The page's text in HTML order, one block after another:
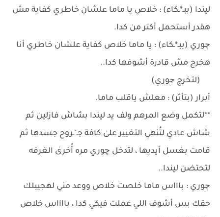
ليندا (ببـ*ـكاء) : خلاص يا ماما علشان خاطري كفاية مش
هقدر أستحمل أكتر من كدا.
چوري (ببـ*ـكاء) : يا ماما خلاص كفاية علشان خاطري أنا
هخرج مش قادرة أشوفها كدا..
(لتخرج چوري)
أبرار (بتأثر) : معلش ياقلب ماما.
**لتكمل وضع المرهم ولف يد ليندا بشاش فازلين ثم
شاش عادي لتُنهي التغيير علىٰ كافة جـ"ـروح جسدها ثم
قامت بغسل أيديها ، لتدخل چوري مره أُخرىٰ الغرفه
لتحتضن ليندا..
چوري : باااس ماما خلصت خلاص ووعد مني لهجيبلك
حقك بس أشوف اللي عملت فيكي كدا ، بااااس خلاص